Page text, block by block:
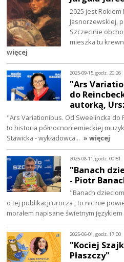
2025 jest
Jasnorzewskiej,
Szczecinie
mieszka tu
więcej
2025-09-15, godz. 20:26
"Ars
do
autorką,
"Ars Variationibus. Od Sweelincka do
to historia północnoniemieckiej
Stawicka - wykładowca… » więcej
2025-08-11, godz. 00:51
"Banach
- Piotr
"Banach
o tej publikacji urocza , to nic nie
morałem napisane świetnym językiem
2025-06-01, godz. 17:00
"Kociej
Płaszczy"